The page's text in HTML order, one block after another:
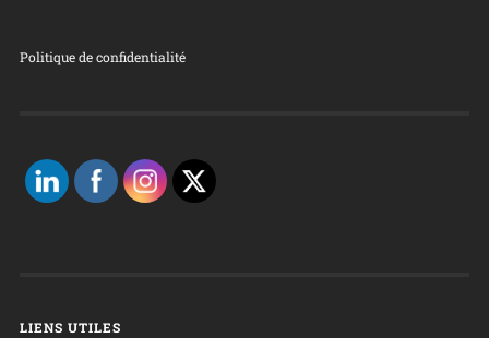
Politique de confidentialité
LIENS UTILES